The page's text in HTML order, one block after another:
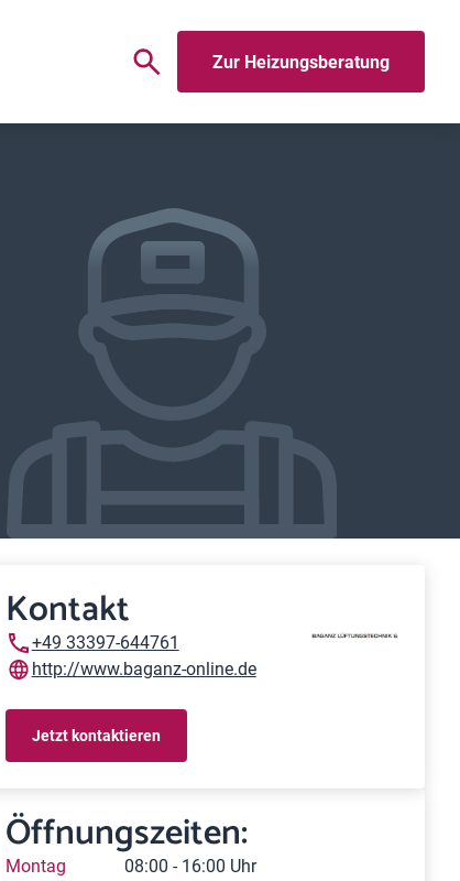
Zur Heizungsberatung
Kontakt
+49 33397-644761
http://www.baganz-online.de
Jetzt kontaktieren
Öffnungszeiten:
Montag
08:00 - 16:00 Uhr